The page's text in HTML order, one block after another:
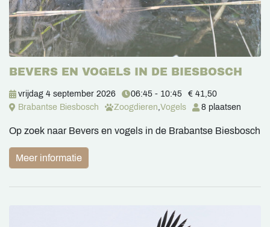
BEVERS EN VOGELS IN DE BIESBOSCH
vrijdag 4 september 2026 06:45 - 10:45
€ 41,50
Brabantse Biesbosch
Zoogdieren,Vogels 8 plaatsen
Op zoek naar Bevers en vogels in de Brabantse Biesbosch
Meer informatie